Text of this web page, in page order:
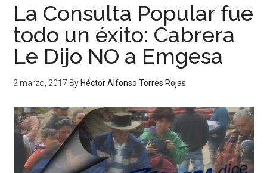
La Consulta Popular fue
todo un éxito: Cabrera
Le Dijo NO a Emgesa
2 marzo, 2017 By Héctor Alfonso Torres Rojas